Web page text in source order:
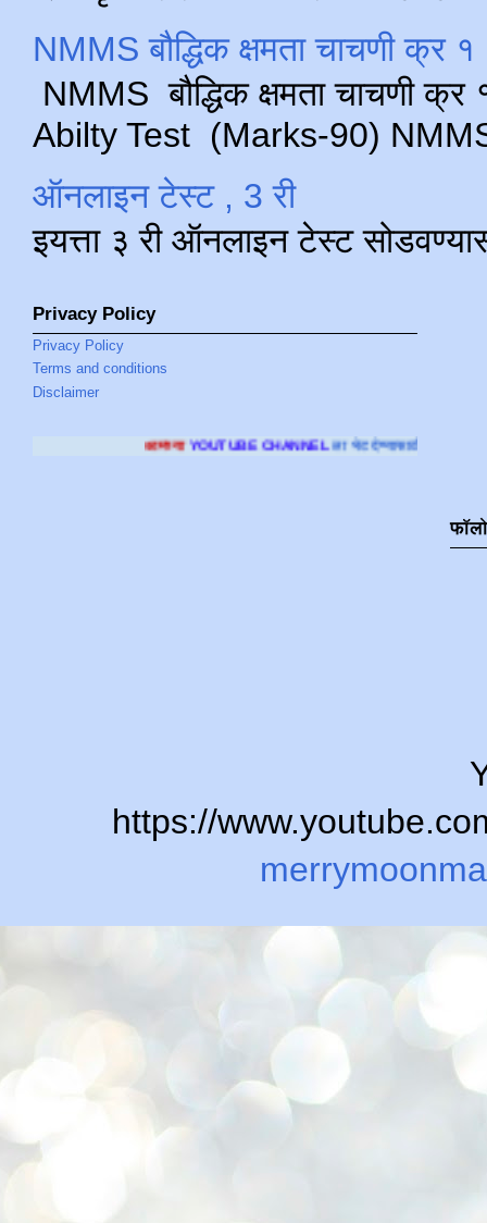
NMMS बौद्धिक क्षमता चाचणी क्र
NMMS बौद्धिक क्षमता चाचणी
Abilty Test (Marks-90) NMMS
ऑनलाइन टेस्ट , 3 री
इयत्ता ३ री ऑनलाइन टेस्ट
Privacy Policy
Privacy Policy
Terms and conditions
Disclaimer
YOUTUBE CHANNELला भेट देण्यासाठी क्लिक करा.
https://